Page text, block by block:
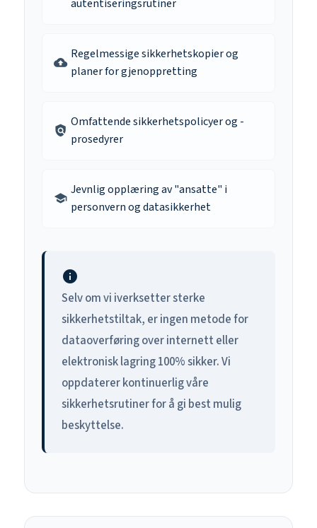
autentiseringsrutiner
backup
Regelmessige sikkerhetskopier og
planer for gjenoppretting
policy
Omfattende sikkerhetspolicyer og -
prosedyrer
school
Jevnlig opplæring av "ansatte" i
personvern og datasikkerhet
info
Selv om vi iverksetter sterke
sikkerhetstiltak, er ingen metode for
dataoverføring over internett eller
elektronisk lagring 100% sikker. Vi
oppdaterer kontinuerlig våre
sikkerhetsrutiner for å gi best mulig
beskyttelse.